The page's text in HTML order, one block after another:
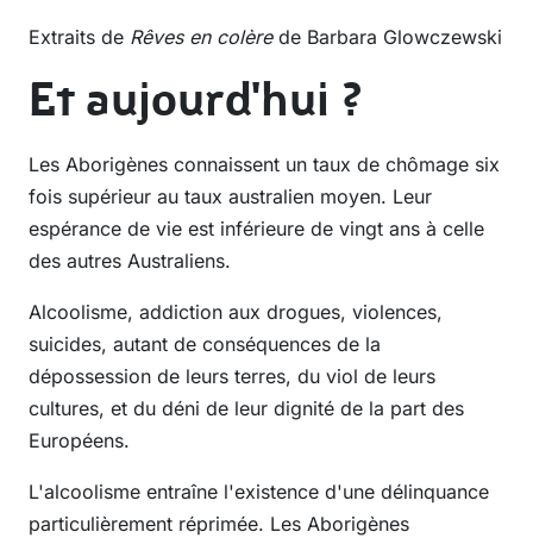
Extraits de Rêves en colèrede Barbara Glowczewski
Et aujourd'hui ?
Les Aborigènes connaissent un taux de chômage six
fois supérieur au taux australien moyen. Leur
espérance de vie est inférieure de vingt ans à celle
des autres Australiens.
Alcoolisme, addiction aux drogues, violences,
suicides, autant de conséquences de la
dépossession de leurs terres, du viol de leurs
cultures, et du déni de leur dignité de la part des
Européens.
L'alcoolisme entraîne l'existence d'une délinquance
particulièrement réprimée. Les Aborigènes